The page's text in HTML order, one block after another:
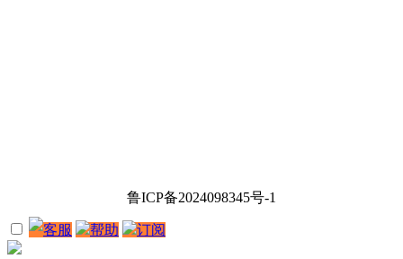
鲁ICP备2024098345号-1
客服 帮助 订阅